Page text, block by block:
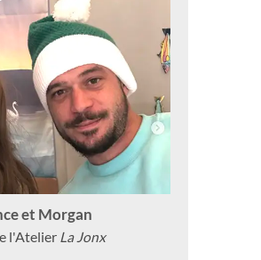
et Morgan
l'Atelier La Jonx